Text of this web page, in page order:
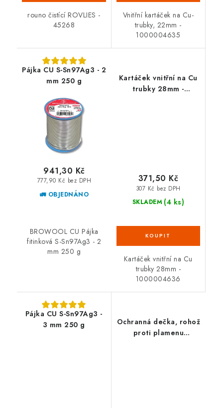
rouno čistící ROVLIES -
45268
Vnitřní kartáček na Cu-
trubky, 22mm -
1000004635
Pájka CU S-Sn97Ag3 - 2
mm 250 g
🚛 OBJEDNÁNO
777,90 Kč bez DPH
941,30 Kč
BROWOOL CU Pájka
fitinková S-Sn97Ag3 - 2
mm 250 g
Kartáček vnitřní na Cu
trubky 28mm -
SKLADEM (4 ks)
307 Kč bez DPH
371,50 Kč
Kartáček vnitřní na Cu
trubky 28mm -
1000004636
Pájka CU S-Sn97Ag3 -
3 mm 250 g
Ochranná dečka, rohož
proti plamenu